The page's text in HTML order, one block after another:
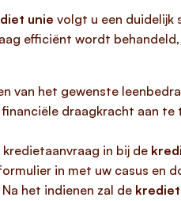
unie volgt u een duidelijk
efficiënt wordt
van het gewenste
draagkracht aan
in bij de
in met uw casus en
Na het indienen zal de